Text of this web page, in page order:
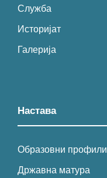
Служба
Историјат
Галерија
Настава
Образовни профили
Државна матура